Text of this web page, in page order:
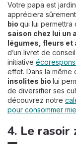
Votre papa est
appréciera sûrement
bio qui lui permettra
saison chez lui un
légumes, fleurs et
d’un livret de
initiative
effet. Dans la
insolites bio lui
de diversifier ses
découvrez notre
pour consommer
4. Le rasoir